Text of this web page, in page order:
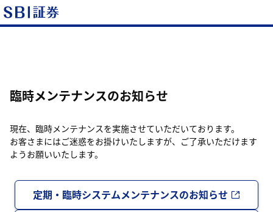
臨時メンテナンスのお知らせ
現在、臨時メンテナンスを実施させていただいております。
お客さまにはご迷惑をお掛けいたしますが、ご了承いただけます
ようお願いいたします。
定期・臨時システムメンテナンスのお知らせ